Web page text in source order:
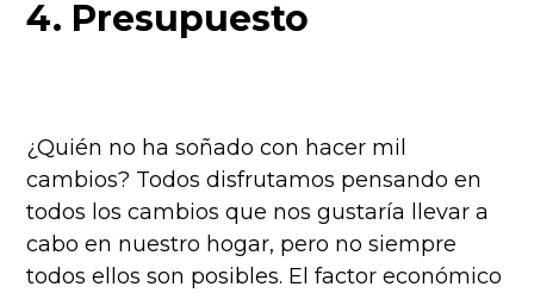
4. Presupuesto
¿Quién no ha soñado con hacer mil
cambios? Todos disfrutamos pensando en
todos los cambios que nos gustaría llevar a
cabo en nuestro hogar, pero no siempre
todos ellos son posibles. El factor económico